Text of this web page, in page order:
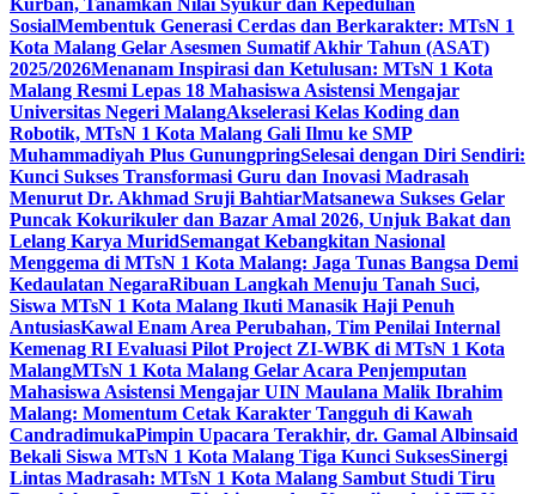
Kurban, Tanamkan Nilai Syukur dan Kepedulian
SosialMembentuk Generasi Cerdas dan Berkarakter: MTsN 1
Kota Malang Gelar Asesmen Sumatif Akhir Tahun (ASAT)
2025/2026Menanam Inspirasi dan Ketulusan: MTsN 1 Kota
Malang Resmi Lepas 18 Mahasiswa Asistensi Mengajar
Universitas Negeri MalangAkselerasi Kelas Koding dan
Robotik, MTsN 1 Kota Malang Gali Ilmu ke SMP
Muhammadiyah Plus GunungpringSelesai dengan Diri Sendiri:
Kunci Sukses Transformasi Guru dan Inovasi Madrasah
Menurut Dr. Akhmad Sruji BahtiarMatsanewa Sukses Gelar
Puncak Kokurikuler dan Bazar Amal 2026, Unjuk Bakat dan
Lelang Karya MuridSemangat Kebangkitan Nasional
Menggema di MTsN 1 Kota Malang: Jaga Tunas Bangsa Demi
Kedaulatan NegaraRibuan Langkah Menuju Tanah Suci,
Siswa MTsN 1 Kota Malang Ikuti Manasik Haji Penuh
AntusiasKawal Enam Area Perubahan, Tim Penilai Internal
Kemenag RI Evaluasi Pilot Project ZI-WBK di MTsN 1 Kota
MalangMTsN 1 Kota Malang Gelar Acara Penjemputan
Mahasiswa Asistensi Mengajar UIN Maulana Malik Ibrahim
Malang: Momentum Cetak Karakter Tangguh di Kawah
CandradimukaPimpin Upacara Terakhir, dr. Gamal Albinsaid
Bekali Siswa MTsN 1 Kota Malang Tiga Kunci SuksesSinergi
Lintas Madrasah: MTsN 1 Kota Malang Sambut Studi Tiru